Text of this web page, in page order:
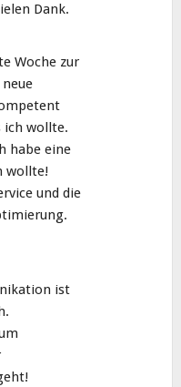
Dank.
Woche zur
ich wollte.
habe eine
wollte!
und die
ist